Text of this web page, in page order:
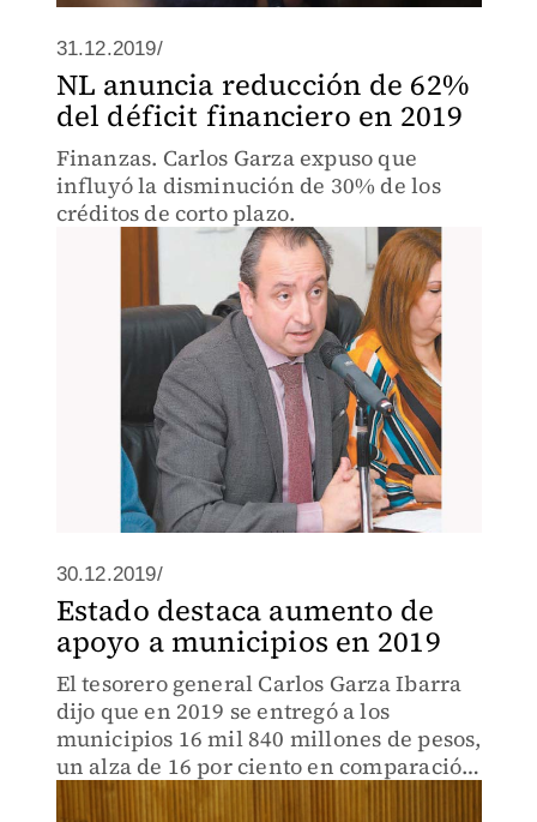
31.12.2019/
NL anuncia reducción de 62%
del déficit financiero en 2019
Finanzas. Carlos Garza expuso que
influyó la disminución de 30% de los
créditos de corto plazo.
30.12.2019/
Estado destaca aumento de
apoyo a municipios en 2019
El tesorero general Carlos Garza Ibarra
dijo que en 2019 se entregó a los
municipios 16 mil 840 millones de pesos,
un alza de 16 por ciento en comparación
de 2018.